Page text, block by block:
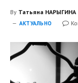
By Татьяна НАРЫГИНА
АКТУАЛЬНО